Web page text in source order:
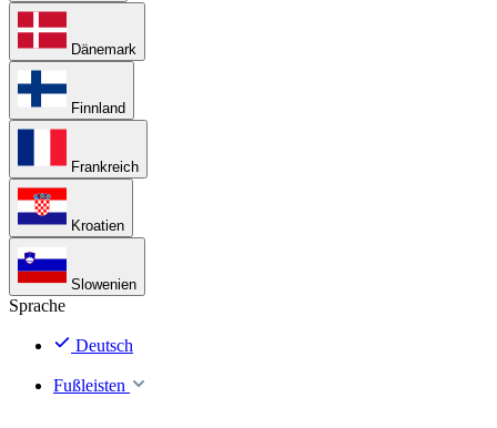
Dänemark
Finnland
Frankreich
Kroatien
Slowenien
Sprache
Deutsch
Fußleisten